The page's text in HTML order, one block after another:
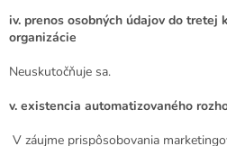
iv. prenos osobných údajov do tretej
organizácie
Neuskutočňuje sa.
v. existencia automatizovaného
V záujme prispôsobovania